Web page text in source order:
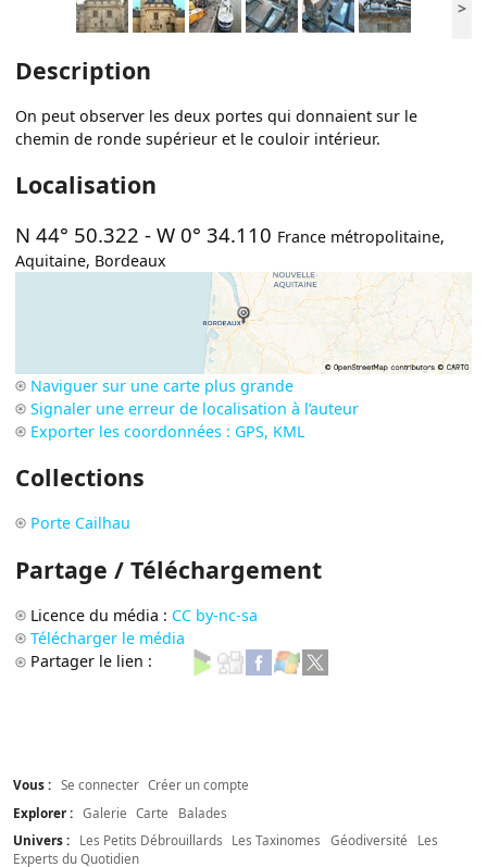
>
Description
On peut observer les deux portes qui donnaient sur le
chemin de ronde supérieur et le couloir intérieur.
Localisation
N 44° 50.322 -W 0° 34.110 France métropolitaine,
Aquitaine, Bordeaux
Naviguer sur une carte plus grande
Signaler une erreur de localisation à l’auteur
Exporter les coordonnées : GPS, KML
Collections
Porte Cailhau
Partage / Téléchargement
Licence du média : CC by-nc-sa
Télécharger le média
Partager le lien :
Vous : Se connecter Créer un compte
Explorer : Galerie Carte
Balades
Univers :
Les Petits Débrouillards Les Taxinomes Géodiversité
Les
Experts du Quotidien